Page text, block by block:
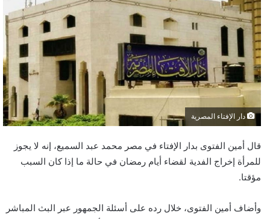
دار الإفتاء المصرية
قال أمين الفتوى بدار الإفتاء في مصر محمد عبد السميع، إنه لا يجوز
للمرأة إخراج الفدية لقضاء أيام رمضان في حالة ما إذا كان السبب
مؤقتا.
وأضاف أمين الفتوى، خلال رده على أسئلة الجمهور عبر البث المباشر